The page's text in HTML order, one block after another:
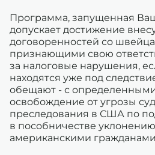
Программа, запущенная
допускает достижение
договоренностей со
признающими свою
за налоговые нарушения,
находятся уже под
обещают - с
освобождение от угрозы
преследования в США по
в пособничестве
американскими